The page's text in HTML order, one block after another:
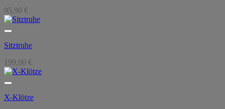
95,90 €
Sitztruhe
199,00 €
X-Klötze